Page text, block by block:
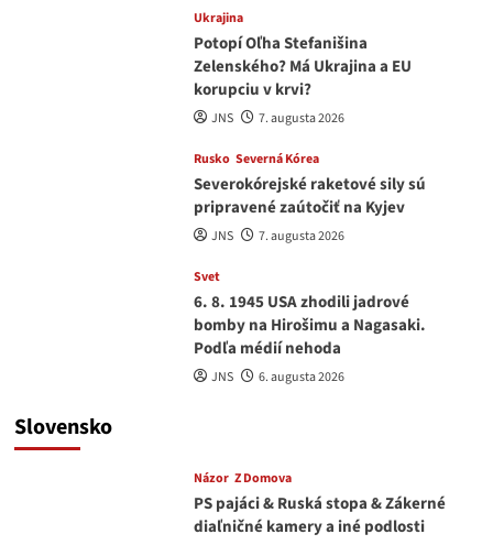
Ukrajina
Potopí Oľha Stefanišina
Zelenského? Má Ukrajina a EU
korupciu v krvi?
JNS 7. augusta 2026
Rusko Severná Kórea
Severokórejské raketové sily sú
pripravené zaútočiť na Kyjev
JNS 7. augusta 2026
Svet
6. 8. 1945 USA zhodili jadrové
bomby na Hirošimu a Nagasaki.
Podľa médií nehoda
JNS 6. augusta 2026
Slovensko
Názor Z Domova
PS pajáci & Ruská stopa & Zákerné
diaľničné kamery a iné podlosti